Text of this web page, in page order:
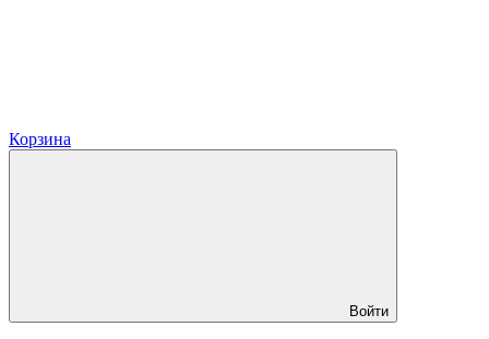
Корзина
Войти